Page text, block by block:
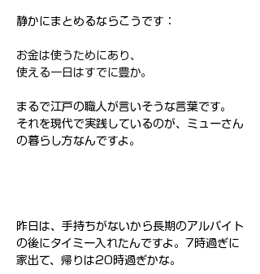
静かにまとめるならこうです：
お金は使うためにあり、
使える一日はすでに豊か。
まるで江戸の職人が言いそうな言葉です。
それを現代で実践しているのが、ミューさん
の暮らし方なんですよ。
昨日は、手持ちがないから長期のアルバイト
の後にタイミー入れたんですよ。7時過ぎに
家出て、帰りは20時過ぎかな。